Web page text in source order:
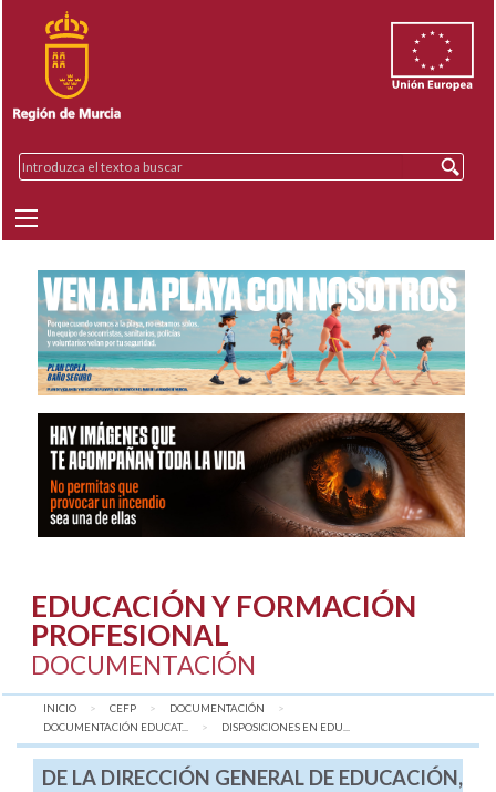
EDUCACIÓN Y FORMACIÓN
PROFESIONAL
DOCUMENTACIÓN
INICIO CEFP
DOCUMENTACIÓN
DOCUMENTACIÓN EDUCAT...
AQUÍ:
DISPOSICIONES EN EDU...
DE LA DIRECCIÓN GENERAL DE EDUCACIÓN,